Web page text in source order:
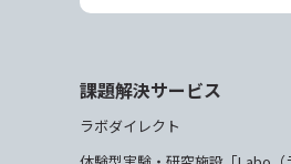
課題解決サービス
ラボダイレクト